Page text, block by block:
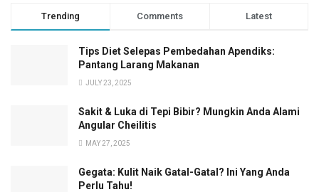
Trending Comments Latest
Tips Diet Selepas Pembedahan Apendiks:
Pantang Larang Makanan
JULY 23, 2025
Sakit & Luka di Tepi Bibir? Mungkin Anda Alami
Angular Cheilitis
MAY 27, 2025
Gegata: Kulit Naik Gatal-Gatal? Ini Yang Anda
Perlu Tahu!